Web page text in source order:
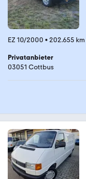
EZ 10/2000 • 202.655 km
Privatanbieter
03051 Cottbus